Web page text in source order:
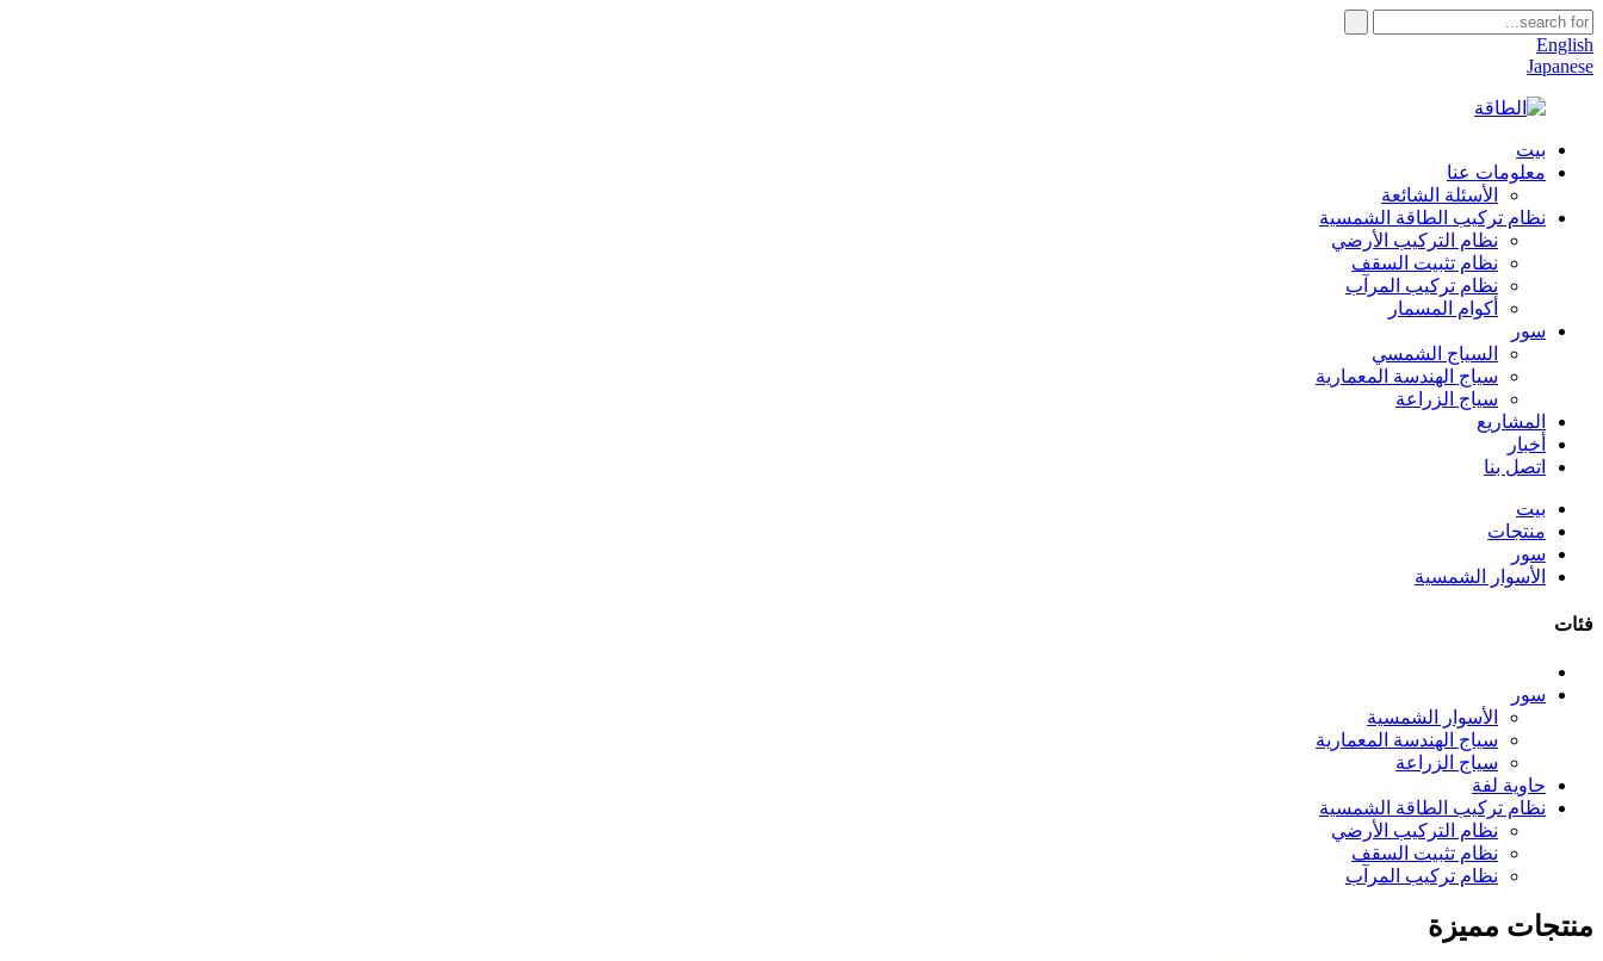
English
Japanese
بيت
معلومات عنا
الأسئلة الشائعة
نظام تركيب الطاقة الشمسية
نظام التركيب الأرضي
نظام تثبيت السقف
نظام تركيب المرآب
أكوام المسمار
سور
السياج الشمسي
سياج الهندسة المعمارية
سياج الزراعة
المشاريع
أخبار
اتصل بنا
بيت
منتجات
سور
الأسوار الشمسية
فئات
سور
الأسوار الشمسية
سياج الهندسة المعمارية
سياج الزراعة
حاوية لفة
نظام تركيب الطاقة الشمسية
نظام التركيب الأرضي
نظام تثبيت السقف
نظام تركيب المرآب
منتجات مميزة